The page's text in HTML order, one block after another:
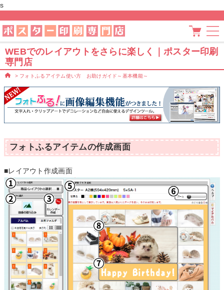
s
WEBでのレイアウトをさらに楽しく｜ポスター印刷
専門店
> フォトふるアイテム使い方 お助けガイド～基本機能～
フォトふるアイテムの作成画面
■レイアウト作成画面